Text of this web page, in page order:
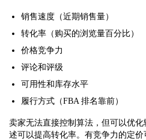
销售速度（近期销售量）
转化率（购买的浏览量百分比）
价格竞争力
评论和评级
可用性和库存水平
履行方式（FBA 排名靠前）
卖家无法直接控制算法，但可以优
述可以提高转化率。有竞争力的定